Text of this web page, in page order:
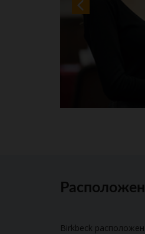
Birkbeck